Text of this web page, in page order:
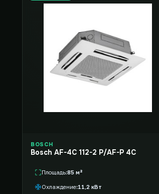
BOSCH
Bosch AF-4C 112-2 P/AF-P 4C
Площадь 85 м²
Охлаждение 11,2 кВт